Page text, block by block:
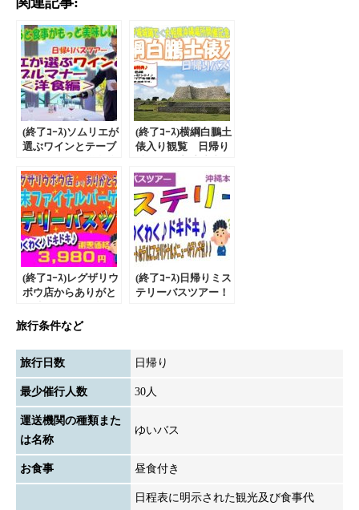
(終了ｺｰｽ)ソムリエが
選ぶワインとテーブ
＞日帰りﾊﾞｽﾂｱｰ
(終了ｺｰｽ)横綱白鵬土
俵入り観覧 日帰り
大相撲沖縄場所開催
記念ｲﾍﾞﾝﾄ
(終了ｺｰｽ)レグザリウ
ボウ店からありがと
ミステリーバスツア
(終了ｺｰｽ)日帰りミス
テリーバスツアー！
旅行条件など
旅行日数 日帰り
最少催行人数 30人
運送機関の種類また
は名称
ゆいバス
お食事 昼食付き
日程表に明示された観光及び食事代